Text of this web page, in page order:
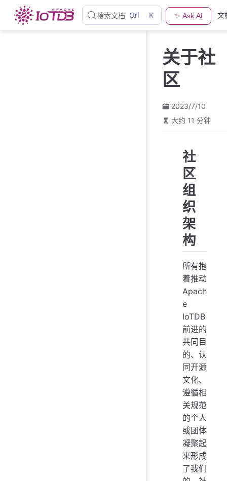
跳
至
主
搜索文档 Ctrl K ✨ Ask AI 文
关于社
区
2023/7/10
大约 11 分钟
社
区
组
织
架
构
所有抱
着推动
Apach
e
IoTDB
前进的
共同目
的、认
同开源
文化、
遵循相
关规范
的个人
或团体
凝聚起
来形成
了我们